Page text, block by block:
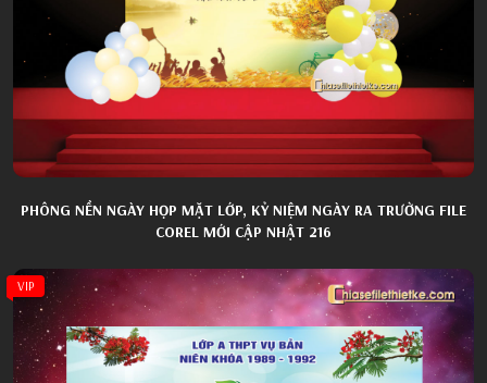
PHÔNG NỀN NGÀY HỌP MẶT LỚP, KỶ NIỆM NGÀY RA TRƯỜNG FILE
COREL MỚI CẬP NHẬT 216
VIP